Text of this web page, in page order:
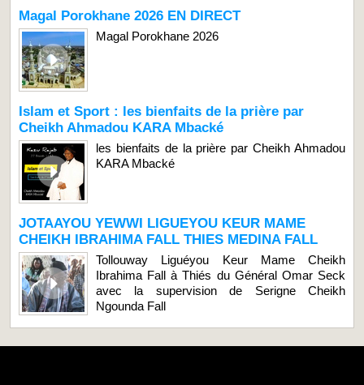
Magal Porokhane 2026 EN DIRECT
Magal Porokhane 2026
Islam et Sport : les bienfaits de la prière par
Cheikh Ahmadou KARA Mbacké
les bienfaits de la prière par Cheikh Ahmadou
KARA Mbacké
JOTAAYOU YEWWI LIGUEYOU KEUR MAME
CHEIKH IBRAHIMA FALL THIES MEDINA FALL
Tollouway Liguéyou Keur Mame Cheikh
Ibrahima Fall à Thiés du Général Omar Seck
avec la supervision de Serigne Cheikh
Ngounda Fall